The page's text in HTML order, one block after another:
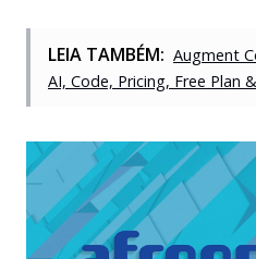
LEIA TAMBÉM: Augment
AI, Code, Pricing, Free Plan